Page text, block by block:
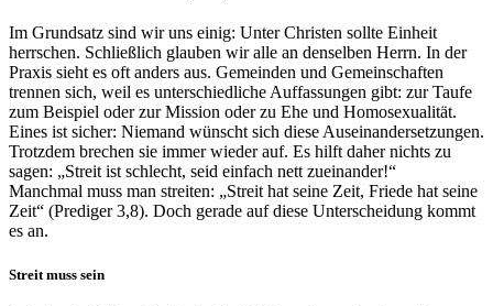
Im Grundsatz sind wir uns einig: Unter Christen sollte Einheit
herrschen. Schließlich glauben wir alle an denselben Herrn. In der
Praxis sieht es oft anders aus. Gemeinden und Gemeinschaften
trennen sich, weil es unterschiedliche Auffassungen gibt: zur Taufe
zum Beispiel oder zur Mission oder zu Ehe und Homosexualität.
Eines ist sicher: Niemand wünscht sich diese Auseinandersetzungen.
Trotzdem brechen sie immer wieder auf. Es hilft daher nichts zu
sagen: „Streit ist schlecht, seid einfach nett zueinander!“
Manchmal muss man streiten: „Streit hat seine Zeit, Friede hat seine
Zeit“ (Prediger 3,8). Doch gerade auf diese Unterscheidung kommt
es an.
Streit muss sein